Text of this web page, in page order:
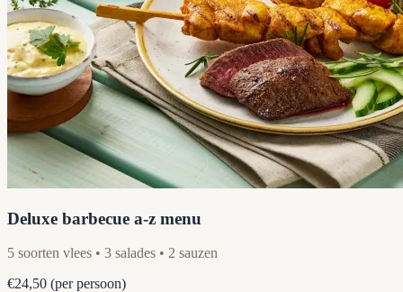
Deluxe barbecue a-z menu
5 soorten vlees • 3 salades • 2 sauzen
€24,50 (per persoon)